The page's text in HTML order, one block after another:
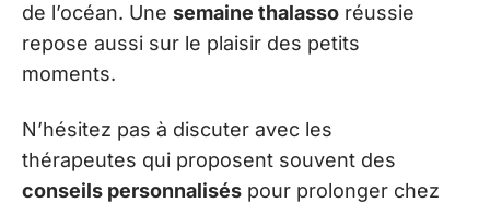
de l’océan. Une semaine thalasso réussie
repose aussi sur le plaisir des petits
moments.
N’hésitez pas à discuter avec les
thérapeutes qui proposent souvent des
conseils personnalisés pour prolonger chez